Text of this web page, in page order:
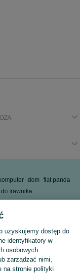
dom
fiat panda
trawnika
Skorzystaj z największego serwisu ogłoszeniowego - Brzoza i okolice! Kupuj to, czego pragniesz i sprzedawaj to, czego już nie potrzebujesz! Zobacz
uzyskujemy dostęp do
identyfikatory w
osobowych.
zarządzać nimi,
na stronie polityki